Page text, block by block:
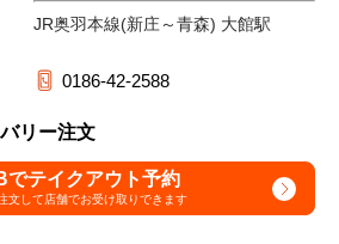
JR奥羽本線(新庄～青森) 大館駅
0186-42-2588
リー注文
でテイクアウト予約
文して店舗でお受け取りできます